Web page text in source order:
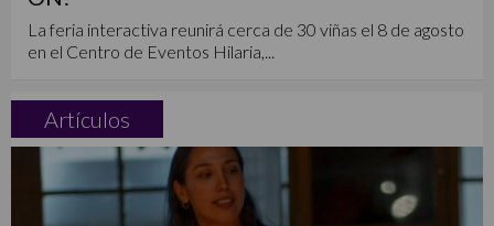
La feria interactiva reunirá cerca de 30 viñas el 8 de agosto
en el Centro de Eventos Hilaria,...
Artículos